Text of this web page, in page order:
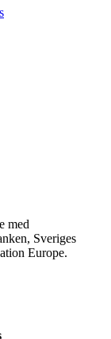
med
Sveriges
Europe.